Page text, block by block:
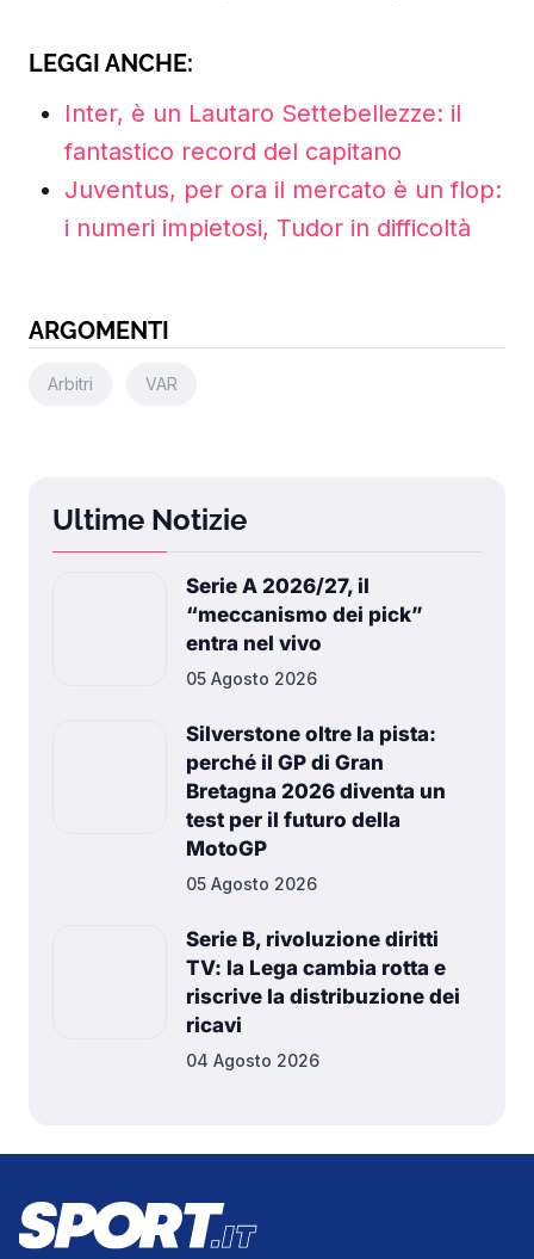
LEGGI ANCHE:
Inter, è un Lautaro Settebellezze: il
fantastico record del capitano
Juventus, per ora il mercato è un flop:
i numeri impietosi, Tudor in difficoltà
ARGOMENTI
Arbitri VAR
Ultime Notizie
Serie A 2026/27, il
“meccanismo dei pick”
entra nel vivo
05 Agosto 2026
Silverstone oltre la pista:
perché il GP di Gran
Bretagna 2026 diventa un
test per il futuro della
MotoGP
05 Agosto 2026
Serie B, rivoluzione diritti
TV: la Lega cambia rotta e
riscrive la distribuzione dei
ricavi
04 Agosto 2026